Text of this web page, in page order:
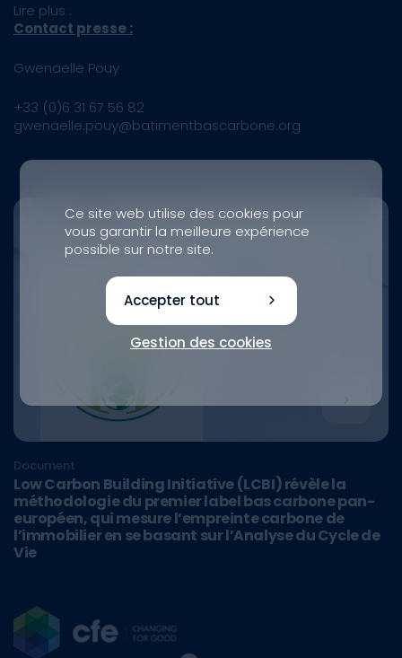
Lire plus :
Contact presse :
Gwenaelle Pouy
+33 (0)6 31 67 56 82
gwenaelle.pouy@batimentbascarbone.org
Document
Low Carbon Building Initiative (LCBI) révèle la
méthodologie du premier label bas carbone pan-
européen, qui mesure l’empreinte carbone de
l’immobilier en se basant sur l’Analyse du Cycle de
Vie
Ce site web utilise des cookies pour
vous garantir la meilleure expérience
possible sur notre site.
Accepter tout
Gestion des cookies